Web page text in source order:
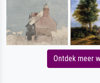
Ontdek meer